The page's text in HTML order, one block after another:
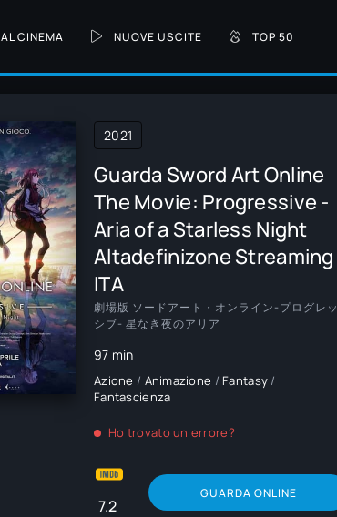
AL CINEMA NUOVE USCITE TOP 50
Guarda Sword Art Online
The Movie: Progressive -
Aria of a Starless Night
Altadefinizone Streaming
ITA
劇場版 ソードアート・オンライン-プログレッ
シブ- 星なき夜のアリア
97 min
Azione / Animazione / Fantasy /
Fantascienza
2021
Ho trovato un errore?
7.2
GUARDA ONLINE